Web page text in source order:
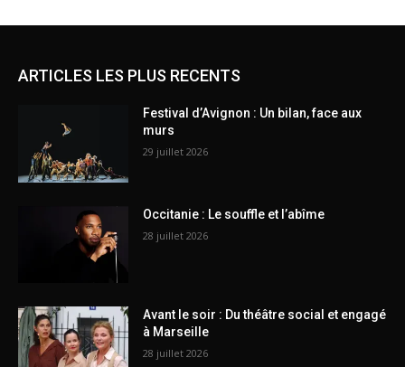
ARTICLES LES PLUS RECENTS
Festival d’Avignon : Un bilan, face aux
murs
29 juillet 2026
Occitanie : Le souffle et l’abîme
28 juillet 2026
Avant le soir : Du théâtre social et engagé
à Marseille
28 juillet 2026